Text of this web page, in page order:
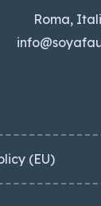
Roma,
(EU)